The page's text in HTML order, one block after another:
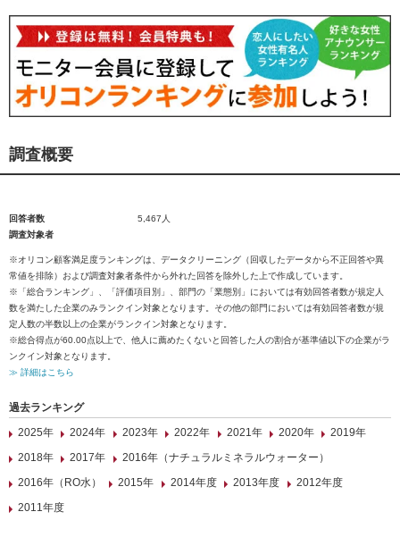
調査概要
回答者数
5,467人
調査対象者
※オリコン顧客満足度ランキングは、データクリーニング（回収したデータから不正回答や異
常値を排除）および調査対象者条件から外れた回答を除外した上で作成しています。
※「総合ランキング」、「評価項目別」、部門の「業態別」においては有効回答者数が規定人
数を満たした企業のみランクイン対象となります。その他の部門においては有効回答者数が規
定人数の半数以上の企業がランクイン対象となります。
※総合得点が60.00点以上で、他人に薦めたくないと回答した人の割合が基準値以下の企業がラ
ンクイン対象となります。
≫ 詳細はこちら
過去ランキング
2025年
2024年 2023年 2022年 2021年 2020年
2019年
2018年
2017年
2016年（ナチュラルミネラルウォーター）
2016年（RO水）
2015年 2014年度 2013年度
2012年度
2011年度